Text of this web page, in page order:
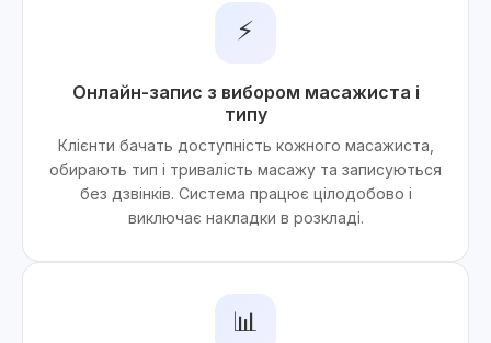
⚡
Онлайн-запис з вибором масажиста і
типу
Клієнти бачать доступність кожного масажиста,
обирають тип і тривалість масажу та записуються
без дзвінків. Система працює цілодобово і
виключає накладки в розкладі.
📊